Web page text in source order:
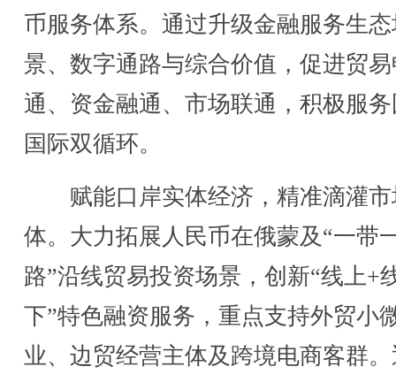
币服务体系。通过升级金融服务生
景、数字通路与综合价值，促进贸
通、资金融通、市场联通，积极服
国际双循环。
赋能口岸实体经济，精准滴灌市
体。大力拓展人民币在俄蒙及“一带
路”沿线贸易投资场景，创新“线上+
下”特色融资服务，重点支持外贸小
业、边贸经营主体及跨境电商客群